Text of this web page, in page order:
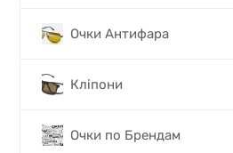
Очки Антифара
Кліпони
Очки по Брендам